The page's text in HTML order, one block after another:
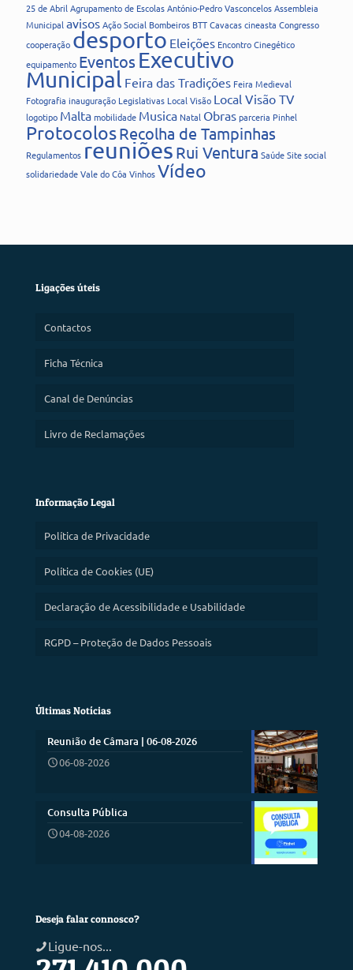
25 de Abril Agrupamento de EscolasAntónio-Pedro VasconcelosAssembleia
Municipal avisosAção Social Bombeiros BTTCavacascineasta Congresso
cooperação desporto Eleições Encontro Cinegético
equipamento Eventos Executivo
Municipal Feira das Tradições Feira Medieval
Fotografia inauguração Legislativas Local Visão Local Visão TV
logotipo Maltamobilidade Musica Natal Obrasparceria Pinhel
ProtocolosRecolha de Tampinhas
Regulamentos reuniões Rui Ventura SaúdeSitesocial
solidariedadeVale do Côa VinhosVídeo
Ligações úteis
Contactos
Ficha Técnica
Canal de Denúncias
Livro de Reclamações
Informação Legal
Política de Privacidade
Política de Cookies (UE)
Declaração de Acessibilidade e Usabilidade
RGPD – Proteção de Dados Pessoais
Últimas Notícias
Reunião de Câmara | 06-08-2026
06-08-2026
Consulta Pública
04-08-2026
Deseja falar connosco?
Ligue-nos...